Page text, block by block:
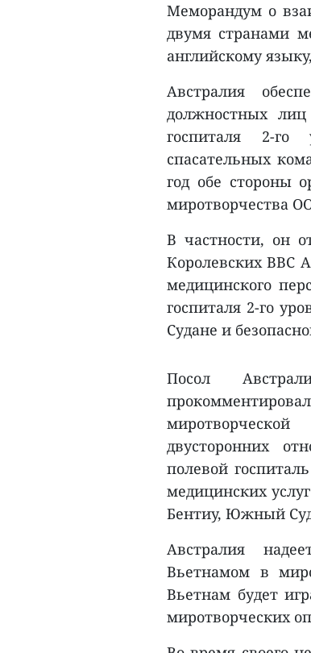
Меморандум о
двумя странами
английскому
Австралия
должностных
госпиталя 2-го
спасательных
год обе стороны
миротворчества
В частности, он
Королевских ВВС
медицинского
госпиталя 2-го
Судане и
Посол
двусторонних
полевой
медицинских
Бентиу, Южный
Австралия
Вьетнамом в
Вьетнам будет
миротворческих